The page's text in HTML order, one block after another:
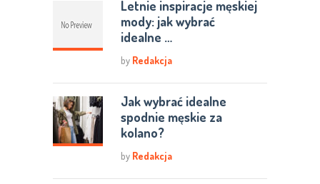
Letnie inspiracje męskiej
mody: jak wybrać
idealne …
by Redakcja
Jak wybrać idealne
spodnie męskie za
kolano?
by Redakcja